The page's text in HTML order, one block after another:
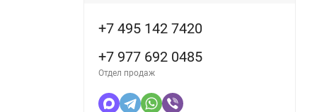
+7 495 142 7420
+7 977 692 0485
Отдел продаж